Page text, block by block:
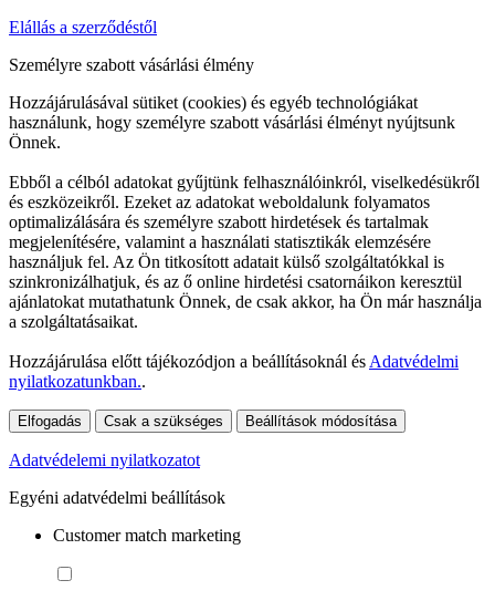
Elállás a szerződéstől
Személyre szabott vásárlási élmény
Hozzájárulásával sütiket (cookies) és egyéb technológiákat
használunk, hogy személyre szabott vásárlási élményt nyújtsunk
Önnek.
Ebből a célból adatokat gyűjtünk felhasználóinkról, viselkedésükről
és eszközeikről. Ezeket az adatokat weboldalunk folyamatos
optimalizálására és személyre szabott hirdetések és tartalmak
megjelenítésére, valamint a használati statisztikák elemzésére
használjuk fel. Az Ön titkosított adatait külső szolgáltatókkal is
szinkronizálhatjuk, és az ő online hirdetési csatornáikon keresztül
ajánlatokat mutathatunk Önnek, de csak akkor, ha Ön már használja
a szolgáltatásaikat.
Hozzájárulása előtt tájékozódjon a beállításoknál és Adatvédelmi
nyilatkozatunkban..
Elfogadás Csak a szükséges Beállítások módosítása
Adatvédelemi nyilatkozatot
Egyéni adatvédelmi beállítások
Customer match marketing